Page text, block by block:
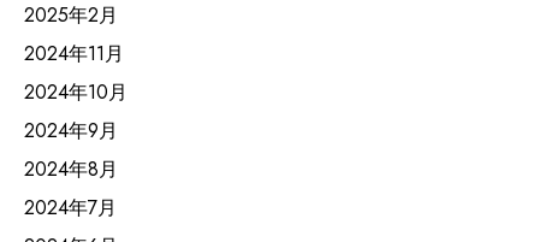
2025年2月
2024年11月
2024年10月
2024年9月
2024年8月
2024年7月